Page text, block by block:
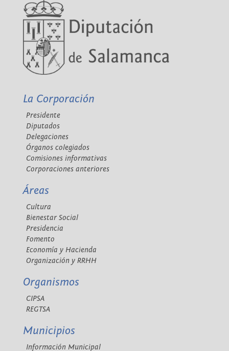
La Corporación
Presidente
Diputados
Delegaciones
Órganos colegiados
Comisiones informativas
Corporaciones anteriores
Áreas
Cultura
Bienestar Social
Presidencia
Fomento
Economía y Hacienda
Organización y RRHH
Organismos
CIPSA
REGTSA
Municipios
Información Municipal